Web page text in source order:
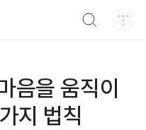
음을 움직이
지 법칙